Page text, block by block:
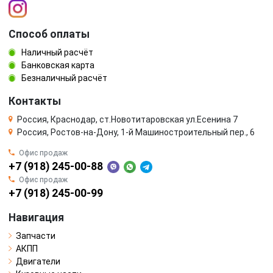
Способ оплаты
Наличный расчёт
Банковская карта
Безналичный расчёт
Контакты
Россия, Краснодар, ст.Новотитаровская ул.Есенина 7
Россия, Ростов-на-Дону, 1-й Машиностроительный пер., 6
Офис продаж
+7 (918) 245-00-88
Офис продаж
+7 (918) 245-00-99
Навигация
Запчасти
АКПП
Двигатели